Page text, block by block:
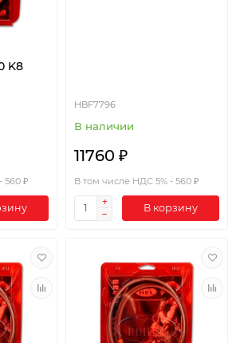
K8
560 ₽
HBF7796
В наличии
11760 ₽
В том числе НДС 5% - 560 ₽
В корзину